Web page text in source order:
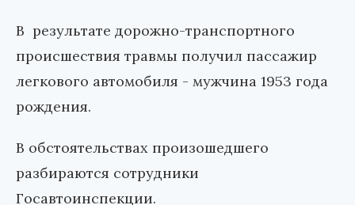
В результате дорожно-транспортного
происшествия травмы получил пассажир
легкового автомобиля - мужчина 1953 года
рождения.
В обстоятельствах произошедшего
разбираются сотрудники
Госавтоинспекции.